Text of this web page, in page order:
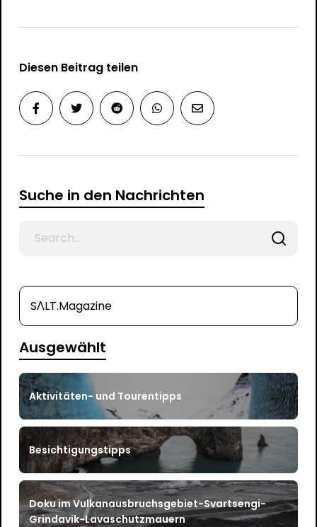
Diesen Beitrag teilen
Suche in den Nachrichten
SΛLT.Magazine
Ausgewählt
Aktivitäten- und Tourentipps
Besichtigungstipps
Doku im Vulkanausbruchsgebiet-Svartsengi-
Grindavik-Lavaschutzmauern